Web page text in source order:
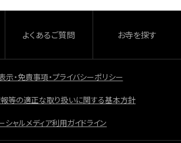
よくあるご質問 お寺を探す
示・免責事項・プライバシーポリシー
等の適正な取り扱いに関する基本方針
シャルメディア利用ガイドライン